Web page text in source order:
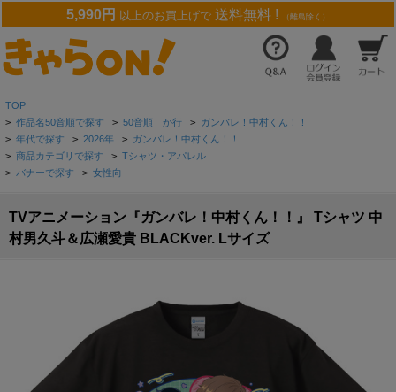
5,990円 以上のお買上げで 送料無料 ! （離島除く）
TOP
> 作品名50音順で探す > 50音順 か行 > ガンバレ！中村くん！！
> 年代で探す > 2026年 > ガンバレ！中村くん！！
> 商品カテゴリで探す > Tシャツ・アパレル
> バナーで探す > 女性向
TVアニメーション『ガンバレ！中村くん！！』 Tシャツ 中
村男久斗＆広瀬愛貴 BLACKver. Lサイズ